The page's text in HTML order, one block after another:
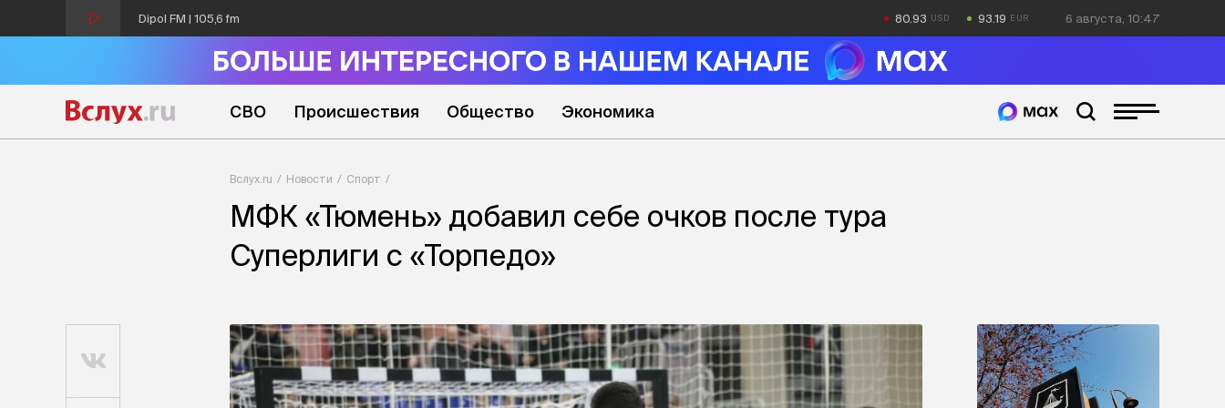
Dipol FM | 105,6 fm 80.93 93.19 6 августа, 10:47
СВО Происшествия Общество Экономика
Вслух.ru Новости Спорт
МФК «Тюмень» добавил себе очков после тура
Суперлиги с «Торпедо»